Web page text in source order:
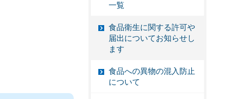
一覧
食品衛生に関する許可や
届出についてお知らせし
ます
食品への異物の混入防止
について